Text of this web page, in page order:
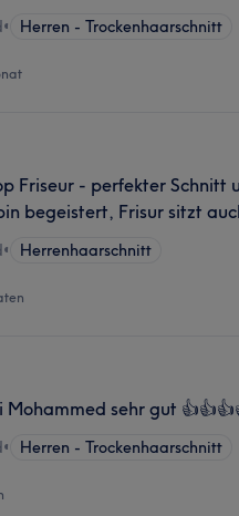
• Herren - Trockenhaarschnitt
Friseur - perfekter Schnitt
begeistert, Frisur sitzt
• Herrenhaarschnitt
sehr gut
• Herren - Trockenhaarschnitt